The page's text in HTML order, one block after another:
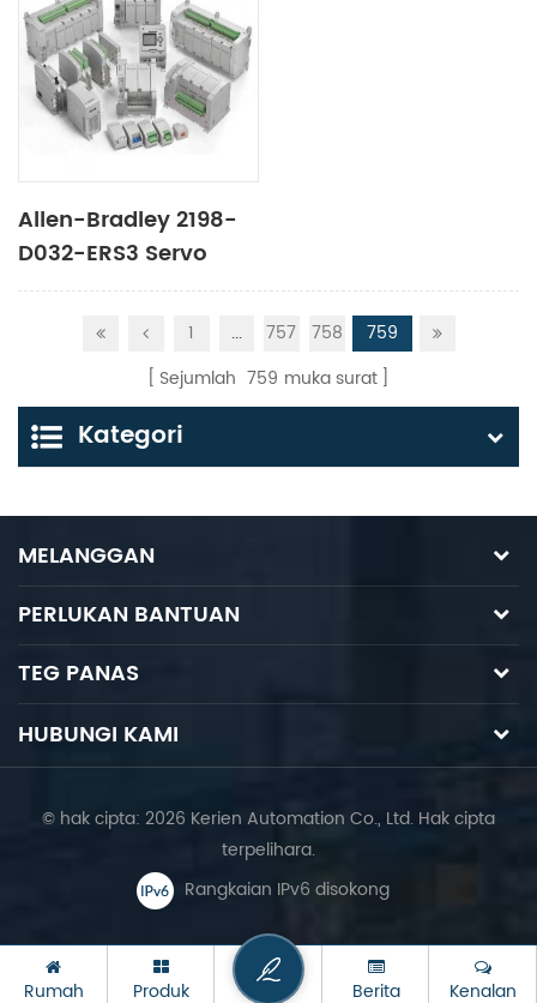
Allen-Bradley 2198-
D032-ERS3 Servo
Motor
1 ... 757 758
759
Sejumlah 759 muka surat
Kategori
MELANGGAN
PERLUKAN BANTUAN
TEG PANAS
HUBUNGI KAMI
© hak cipta: 2026 Kerien Automation Co., Ltd. Hak cipta
terpelihara.
Rangkaian IPv6 disokong
Rumah Produk Berita Kenalan